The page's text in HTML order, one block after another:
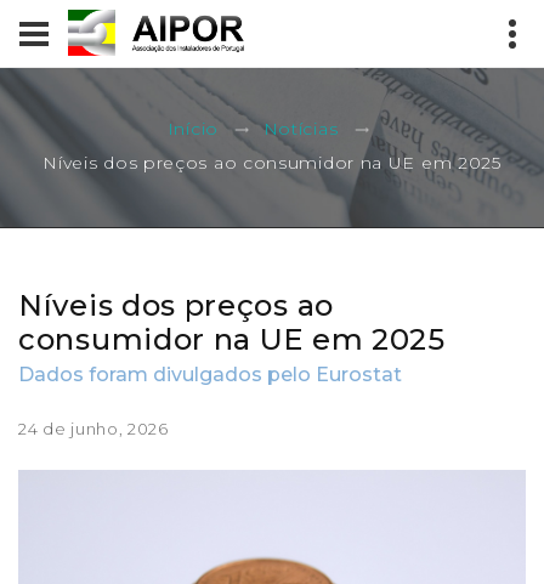
Início
Notícias
Níveis dos preços ao consumidor na UE em 2025
Níveis dos preços ao
consumidor na UE em 2025
Dados foram divulgados pelo Eurostat
24 de junho, 2026